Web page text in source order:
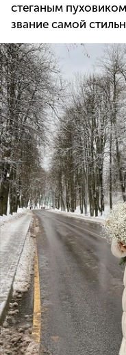
стеганым
звание самой